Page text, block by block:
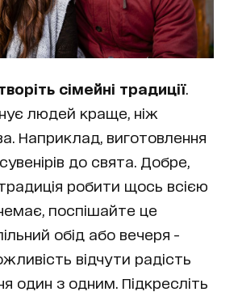
сімейні традиції.
людей краще, ніж
Наприклад, виготовлення
до свята. Добре,
робити щось всією
поспішайте це
обід або вечеря -
відчути радість
один з одним. Підкресліть